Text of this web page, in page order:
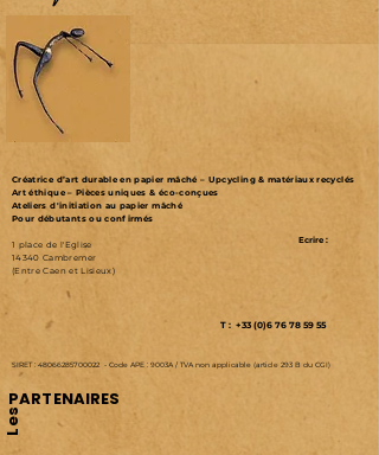
Créatrice d’art durable en papier mâché – Upcycling & matériaux recyclés
Art éthique – Pièces uniques & éco-conçues
Ateliers d'initiation au papier mâché
Pour débutants ou confirmés
1 place de l'Eglise
14340 Cambremer
(Entre Caen et Lisieux)
Ecrire :
SIRET : 48066285700022 - Code APE : 9003A / TVA non applicable (article 293 B du CGI)
T : +33 (0)6 76 78 59 55
Les
PARTENAIRES